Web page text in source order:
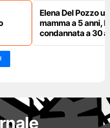
Elena Del Pozzo
mamma a 5 anni,
condannata a 30